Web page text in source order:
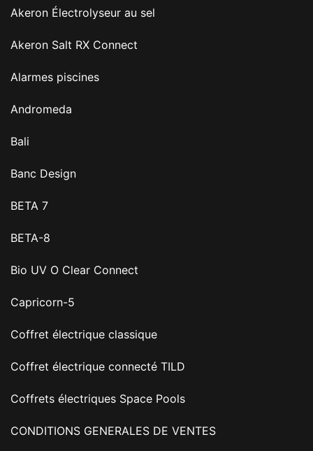
Akeron Électrolyseur au sel
Akeron Salt RX Connect
Alarmes piscines
Andromeda
Bali
Banc Design
BETA 7
BETA-8
Bio UV O Clear Connect
Capricorn-5
Coffret électrique classique
Coffret électrique connecté TILD
Coffrets électriques Space Pools
CONDITIONS GENERALES DE VENTES